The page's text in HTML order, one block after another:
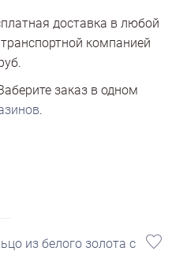
доставка в любой
компанией
заказ в одном
.
из белого золота с